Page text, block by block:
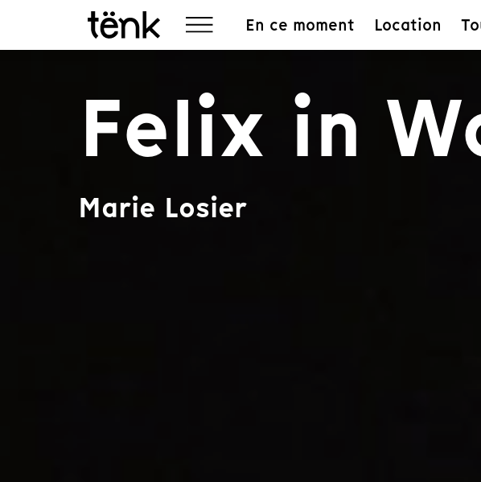
En ce moment Location
Felix in
Marie Losier